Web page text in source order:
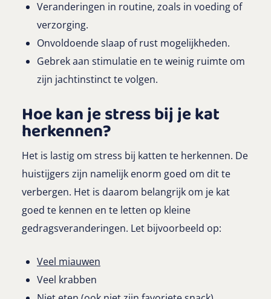
Veranderingen in routine, zoals in voeding of
verzorging.
Onvoldoende slaap of rust mogelijkheden.
Gebrek aan stimulatie en te weinig ruimte om
zijn jachtinstinct te volgen.
Hoe kan je stress bij je kat
herkennen?
Het is lastig om stress bij katten te herkennen. De
huistijgers zijn namelijk enorm goed om dit te
verbergen. Het is daarom belangrijk om je kat
goed te kennen en te letten op kleine
gedragsveranderingen. Let bijvoorbeeld op:
Veel miauwen
Veel krabben